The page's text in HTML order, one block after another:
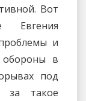
Вот
Евгения
и
в
под
за такое